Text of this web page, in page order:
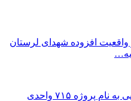
افزوده شهدای لرستان
چشم انتظاری ملت در معمایی به نام پروژه ۷۱۵ واحدی